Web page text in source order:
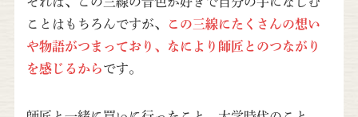
ことはもちろんですが、
この三線にたくさんの想い
や物語がつまっており、なにより師匠とのつながり
を感じるからです。